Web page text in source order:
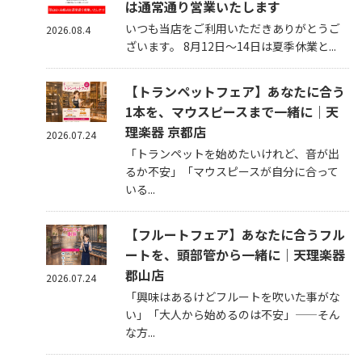
は通常通り営業いたします
いつも当店をご利用いただきありがとうご
ざいます。 8月12日～14日は夏季休業と...
2026.08.4
【トランペットフェア】あなたに合う
1本を、マウスピースまで一緒に｜天
理楽器 京都店
「トランペットを始めたいけれど、音が出
るか不安」「マウスピースが自分に合って
いる...
2026.07.24
【フルートフェア】あなたに合うフル
ートを、頭部管から一緒に｜天理楽器
郡山店
「興味はあるけどフルートを吹いた事がな
い」「大人から始めるのは不安」——そん
な方...
2026.07.24